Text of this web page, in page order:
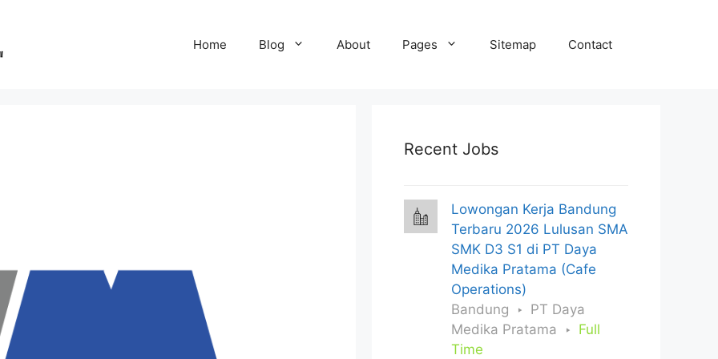
Home Blog About Pages Sitemap Contact
Recent Jobs
Lowongan Kerja Bandung
Terbaru 2026 Lulusan SMA
SMK D3 S1 di PT Daya
Medika Pratama (Cafe
Operations)
Bandung
PT Daya
Medika Pratama
Full
Time